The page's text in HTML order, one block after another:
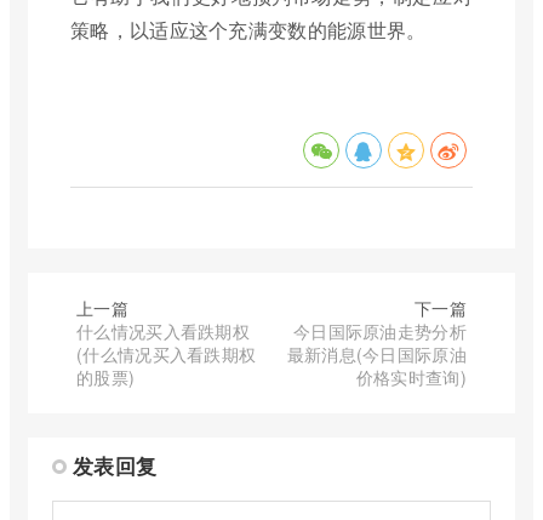
策略，以适应这个充满变数的能源世界。
上一篇
什么情况买入看跌期权
(什么情况买入看跌期权
的股票)
下一篇
今日国际原油走势分析
最新消息(今日国际原油
价格实时查询)
发表回复